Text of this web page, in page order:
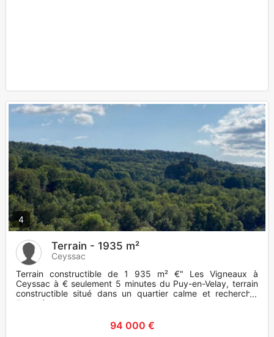
4
Terrain - 1935 m²
Ceyssac
Terrain constructible de 1 935 m² €" Les Vigneaux à
Ceyssac à € seulement 5 minutes du Puy-en-Velay, terrain
constructible situé dans un quartier calme et recherché.
Exposé sud
94 000 €